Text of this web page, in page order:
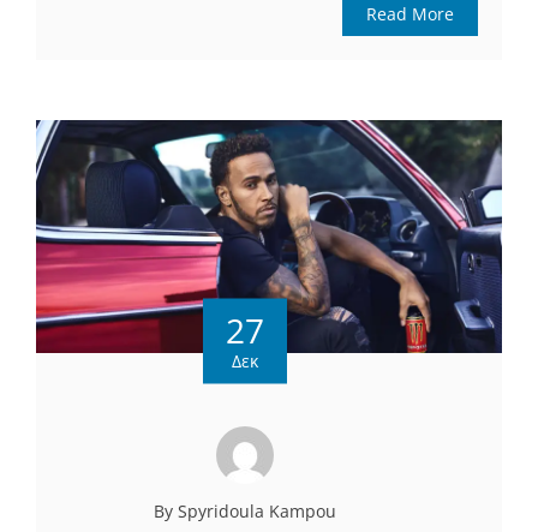
Read More
27
Δεκ
By Spyridoula Kampou